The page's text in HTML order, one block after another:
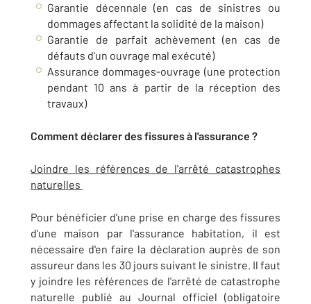
Garantie décennale (en cas de sinistres ou
dommages affectant la solidité de la maison)
Garantie de parfait achèvement (en cas de
défauts d'un ouvrage mal exécuté)
Assurance dommages-ouvrage (une protection
pendant 10 ans à partir de la réception des
travaux)
Comment déclarer des fissures à l'assurance ?
Joindre les références de l'arrêté catastrophes
naturelles
Pour bénéficier d'une prise en charge des fissures
d'une maison par l'assurance habitation, il est
nécessaire d'en faire la déclaration auprès de son
assureur dans les 30 jours suivant le sinistre. Il faut
y joindre les références de l'arrêté de catastrophe
naturelle publié au Journal officiel (obligatoire